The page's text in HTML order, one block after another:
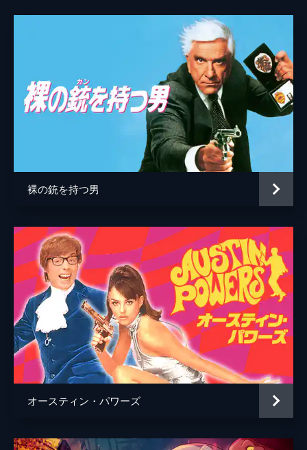
トレイ・パーカー
裸の銃を持つ男
オースティン・パワーズ